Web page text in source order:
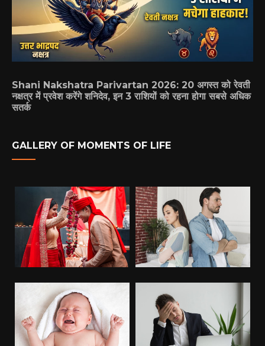
Shani Nakshatra Parivartan 2026: 20 अगस्त को रेवती
नक्षत्र में प्रवेश करेंगे शनिदेव, इन 3 राशियों को रहना होगा सबसे अधिक
सतर्क
GALLERY OF MOMENTS OF LIFE